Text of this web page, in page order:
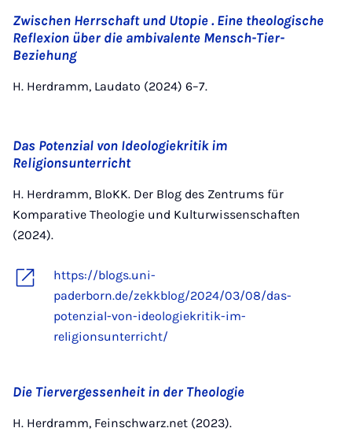
Zwischen Herrschaft und Utopie . Eine theologische
Reflexion über die ambivalente Mensch-Tier-
Beziehung
H. Herdramm, Laudato (2024) 6–7.
Das Potenzial von Ideologiekritik im
Religionsunterricht
H. Herdramm, BloKK. Der Blog des Zentrums für
Komparative Theologie und Kulturwissenschaften
(2024).
https://blogs.uni-
paderborn.de/zekkblog/2024/03/08/das-
potenzial-von-ideologiekritik-im-
religionsunterricht/
Die Tiervergessenheit in der Theologie
H. Herdramm, Feinschwarz.net (2023).